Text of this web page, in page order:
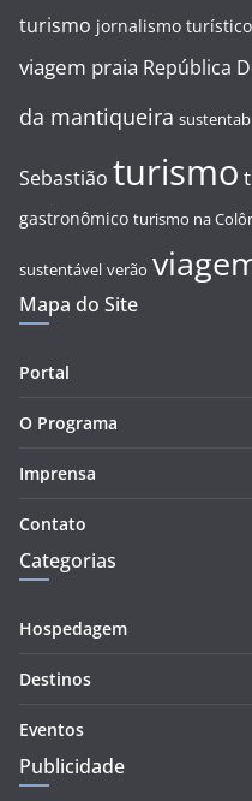
turismo jornalismo turístico
viagem praia República
da mantiqueira
Sebastião turismo
gastronômico turismo na
sustentável verão
Mapa do Site
Portal
O Programa
Imprensa
Contato
Categorias
Hospedagem
Destinos
Eventos
Publicidade